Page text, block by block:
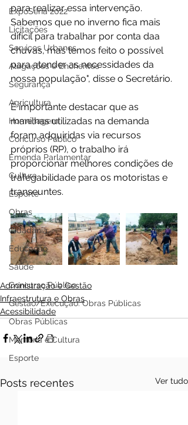
ExpoSena 2022
Licitações
Serviços Urbanos
Alagações e Enchentes
Segurança
Agricultura
Homenagem
Concurso Público
Emenda Parlamentar
Cultura
Esporte
Obras
Cidadania
Educação
Saúde
Concurso Público
Gestão/Execução: Obras Públicas
Obras Públicas
Memória e Cultura
Esporte
para realizar essa intervenção.
Sabemos que no inverno fica mais
difícil para trabalhar por conta daa
chuvas, mas temos feito o possível
para atender as necessidades da
nossa população", disse o Secretário.
É importante destacar que as
manilhas utilizadas na demanda
foram adquiridas via recursos
próprios (RP), o trabalho irá
proporcionar melhores condições de
trafegabilidade para os motoristas e
transeuntes.
Administração e Gestão
Infraestrutura e Obras
Acessibilidade
Posts recentes Ver tudo